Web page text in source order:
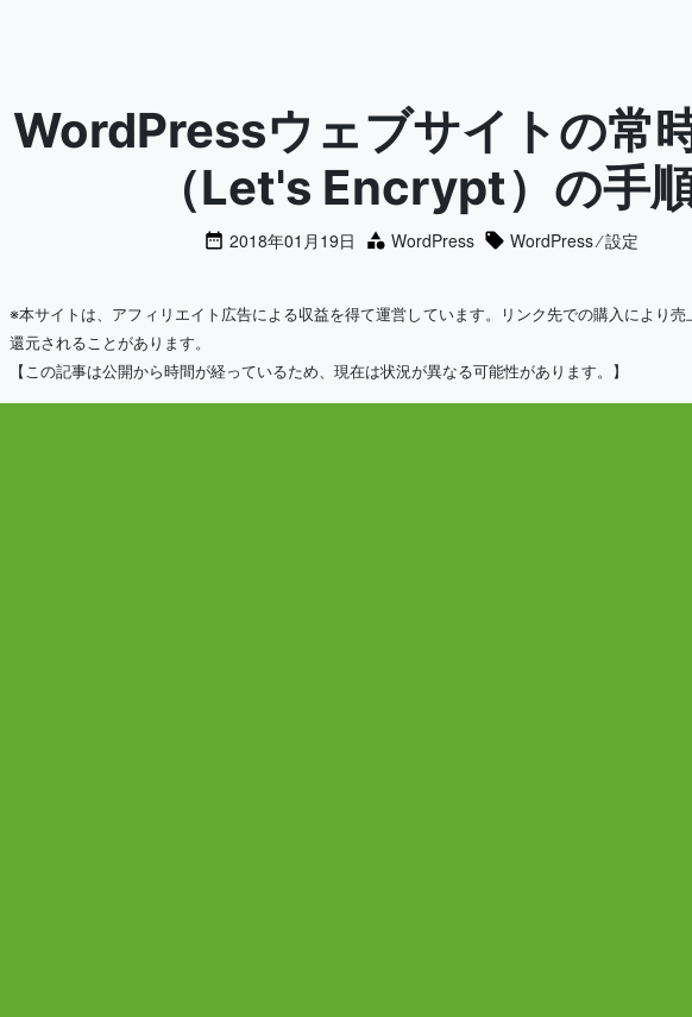
WordPressウェブサイトの常
（Let's Encrypt）の手
2018年01月19日 WordPress WordPress⁄設定
※本サイトは、アフィリエイト広告による収益を得て運営しています。リンク先での購入により売
還元されることがあります。
【この記事は公開から時間が経っているため、現在は状況が異なる可能性があります。】